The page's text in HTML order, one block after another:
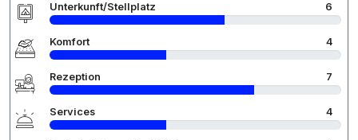
Unterkunft/Stellplatz 6
Komfort 4
Rezeption 7
Services 4